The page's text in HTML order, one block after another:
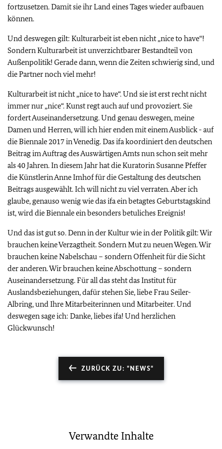
fortzusetzen. Damit sie ihr Land eines Tages wieder aufbauen
können.
Und deswegen gilt: Kulturarbeit ist eben nicht „nice to have“!
Sondern Kulturarbeit ist unverzichtbarer Bestandteil von
Außenpolitik! Gerade dann, wenn die Zeiten schwierig sind, und
die Partner noch viel mehr!
Kulturarbeit ist nicht „nice to have“. Und sie ist erst recht nicht
immer nur „nice“. Kunst regt auch auf und provoziert. Sie
fordert Auseinandersetzung. Und genau deswegen, meine
Damen und Herren, will ich hier enden mit einem Ausblick - auf
die Biennale 2017 in Venedig. Das ifa koordiniert den deutschen
Beitrag im Auftrag des Auswärtigen Amts nun schon seit mehr
als 40 Jahren. In diesem Jahr hat die Kuratorin Susanne Pfeffer
die Künstlerin Anne Imhof für die Gestaltung des deutschen
Beitrags ausgewählt. Ich will nicht zu viel verraten. Aber ich
glaube, genauso wenig wie das ifa ein betagtes Geburtstagskind
ist, wird die Biennale ein besonders betuliches Ereignis!
Und das ist gut so. Denn in der Kultur wie in der Politik gilt: Wir
brauchen keine Verzagtheit. Sondern Mut zu neuen Wegen. Wir
brauchen keine Nabelschau – sondern Offenheit für die Sicht
der anderen. Wir brauchen keine Abschottung – sondern
Auseinandersetzung. Für all das steht das Institut für
Auslandsbeziehungen, dafür stehen Sie, liebe Frau Seiler-
Albring, und Ihre Mitarbeiterinnen und Mitarbeiter. Und
deswegen sage ich: Danke, liebes ifa! Und herzlichen
Glückwunsch!
ZURÜCK ZU: "NEWS"
Verwandte Inhalte